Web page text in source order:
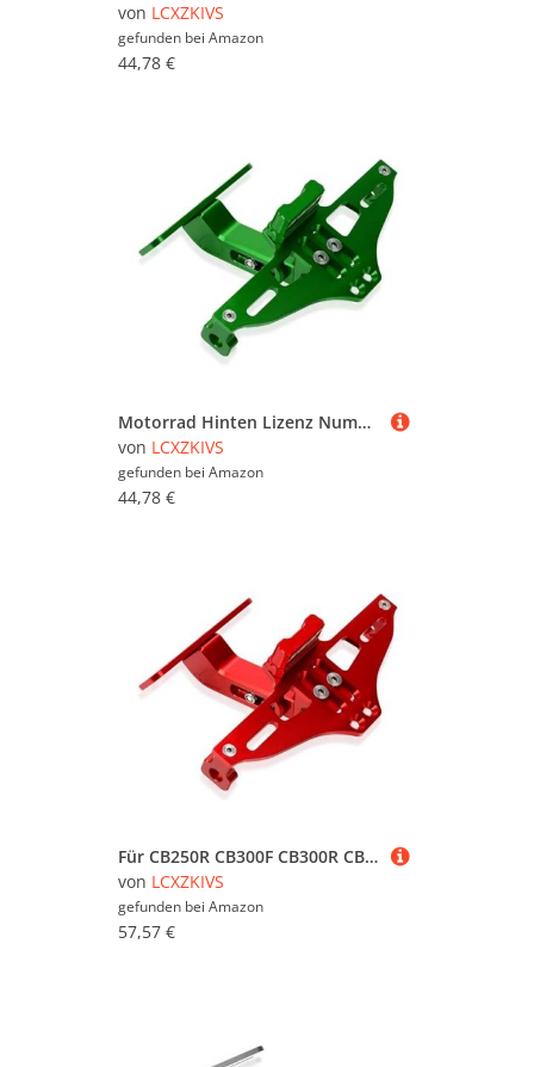
von LCXZKIVS
gefunden bei Amazon
44,78 €
Motorrad Hinten Lizenz Nummer Platte Halterung Mit Licht Für ST1300 ST 1300 2003-2012 2011 2010 2009 2008(Grün)
von LCXZKIVS
gefunden bei Amazon
44,78 €
Für CB250R CB300F CB300R CB400 CB400F CB500 CB500F CB500X CB599 CB599HORNET CB650F CB650R CNC-Motorrad-Heck-Lizenznummernschild-Halterung Mit Licht(Rot)
von LCXZKIVS
gefunden bei Amazon
57,57 €